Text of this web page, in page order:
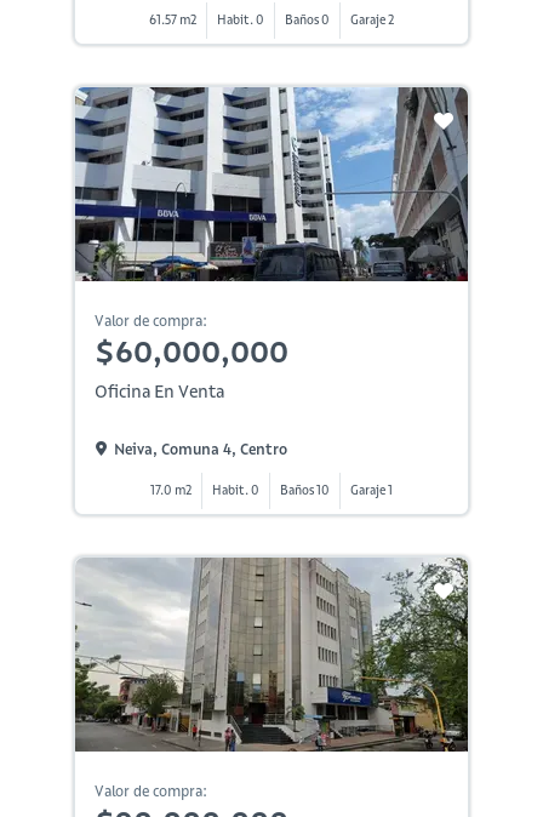
61.57 m2 Habit. 0 Baños 0 Garaje 2
Valor de compra:
$60,000,000
Oficina En Venta
Neiva, Comuna 4, Centro
17.0 m2 Habit. 0 Baños 10 Garaje 1
Valor de compra: